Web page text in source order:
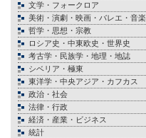
文学・フォークロア
美術・演劇・映画・バレエ・音楽
哲学・思想・宗教
ロシア史・中東欧史・世界史
考古学・民族学・地理・地誌
シベリア・極東
東洋学・中央アジア・カフカス
政治・社会
法律・行政
経済・産業・ビジネス
統計